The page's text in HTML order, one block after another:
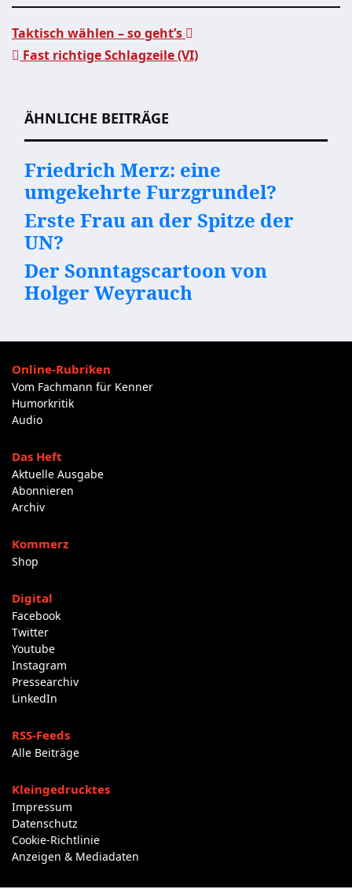
Taktisch wählen – so geht’s
Fast richtige Schlagzeile (VI)
ÄHNLICHE BEITRÄGE
Friedrich Merz: eine
umgekehrte Furzgrundel?
Erste Frau an der Spitze der
UN?
Der Sonntagscartoon von
Holger Weyrauch
Online-Rubriken
Vom Fachmann für Kenner
Humorkritik
Audio
Das Heft
Aktuelle Ausgabe
Abonnieren
Archiv
Kommerz
Shop
Digital
Facebook
Twitter
Youtube
Instagram
Pressearchiv
LinkedIn
RSS-Feeds
Alle Beiträge
Kleingedrucktes
Impressum
Datenschutz
Cookie-Richtlinie
Anzeigen & Mediadaten